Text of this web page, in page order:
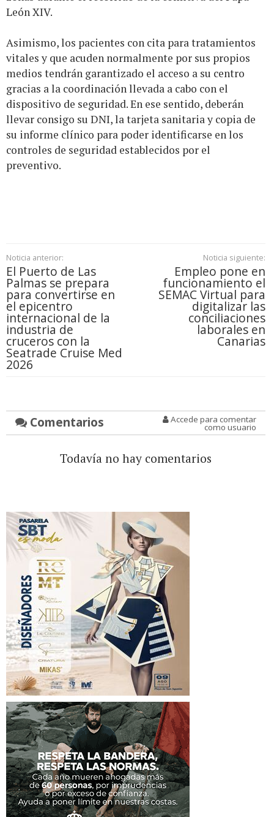
León XIV.
Asimismo, los pacientes con cita para tratamientos
vitales y que acuden normalmente por sus propios
medios tendrán garantizado el acceso a su centro
gracias a la coordinación llevada a cabo con el
dispositivo de seguridad. En ese sentido, deberán
llevar consigo su DNI, la tarjeta sanitaria y copia de
su informe clínico para poder identificarse en los
controles de seguridad establecidos por el
preventivo.
Noticia anterior:
El Puerto de Las
Palmas se prepara
para convertirse en
el epicentro
internacional de la
industria de
cruceros con la
Seatrade Cruise Med
2026
Noticia siguiente:
Empleo pone en
funcionamiento el
SEMAC Virtual para
digitalizar las
conciliaciones
laborales en
Canarias
Comentarios Accede para comentar
como usuario
Todavía no hay comentarios